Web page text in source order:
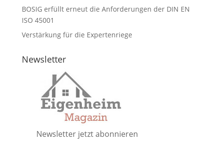
BOSIG erfüllt erneut die Anforderungen der DIN EN
ISO 45001
Verstärkung für die Expertenriege
Newsletter
Newsletter jetzt abonnieren